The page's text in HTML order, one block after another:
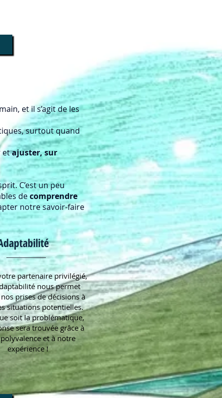
et il s’agit de les
surtout quand
etajuster, sur
C’est un peu
decomprendre
notre savoir-faire
partenaire privilégié,
nous permet
nos prises de décisions à
situations potentielles.
soit la problématique,
sera trouvée grâce à
et à notre
expérience !